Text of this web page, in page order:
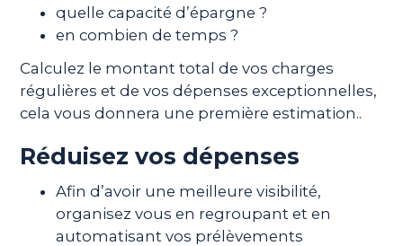
quelle capacité d’épargne ?
en combien de temps ?
Calculez le montant total de vos charges
régulières et de vos dépenses exceptionnelles,
cela vous donnera une première estimation..
Réduisez vos dépenses
Afin d’avoir une meilleure visibilité,
organisez vous en regroupant et en
automatisant vos prélèvements